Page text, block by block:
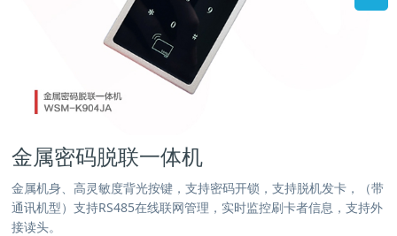
金属密码脱联一体机
金属机身、高灵敏度背光按键，支持密码开锁，支持脱机发卡，（带
通讯机型）支持RS485在线联网管理，实时监控刷卡者信息，支持外
接读头。